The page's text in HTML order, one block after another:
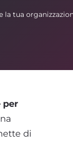
cosa
per
di
la tua